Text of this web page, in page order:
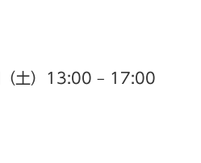
土）13:00 – 17:00